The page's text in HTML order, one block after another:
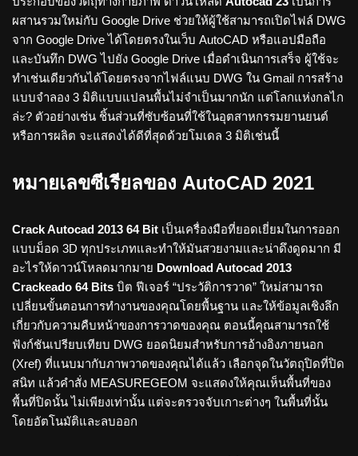
ผสานรวมใหม่กับ Google Drive ช่วยให้ผู้ใช้สามารถเปิดไฟล์ DWG
จาก Google Drive ได้โดยตรงในเว็บ AutoCAD หรือแอปมือถือ
และบันทึก DWG ไปยัง Google Drive เมื่อดำเนินการเสร็จ ผู้ใช้จะ
ทำเช่นเดียวกันได้โดยตรงจากไฟล์แนบ DWG ใน Gmail การสร้าง
แบบจำลอง 3 มิติแบบแปลนพื้นไม่จำเป็นมากนัก แต่โลกแห่งกลไก
ล่ะ? ตัวอย่างเช่น ชิ้นส่วนที่ซับซ้อนที่ใช้ในอุตสาหกรรมยานยนต์
หรือการผลิต จะแสดงได้ดีที่สุดด้วยโมเดล 3 มิติเช่นนี้
หมายเลขซีเรียลของ AutoCAD 2021
Crack Autocad 2013 64 Bit เป็นเครื่องมือที่ยอดเยี่ยมในการออก
แบบม็อด 3D ทุกประเภทและทำให้มันสวยงามและน่าดึงดูดมาก มี
อะไรให้ดาวน์โหลดมากมาย Download Autocad 2013
Crackeado 64 Bits บิต ฟีเจอร์ “ประวัติการวาด” ใหม่สามารถ
เปลี่ยนขั้นตอนการทำงานของคุณโดยพื้นฐาน และให้ข้อมูลเชิงลึก
เกี่ยวกับความคืบหน้าของการวาดของคุณ ตอนนี้คุณสามารถใช้
ฟังก์ชันเปรียบเทียบ DWG ยอดนิยมสำหรับการอ้างอิงภายนอก
(Xref) ที่แนบมากับภาพวาดของคุณได้แล้ว เลือกจุดในวัตถุปิดที่ปิด
สนิท แล้วคำสั่ง MEASUREGEOM จะแสดงให้คุณเห็นพื้นที่ของ
พื้นที่ปิดนั้น ไม่เพียงเท่านั้น แต่จะตรวจจับเกาะต่างๆ ในพื้นที่นั้น
โดยอัตโนมัติและลบออก